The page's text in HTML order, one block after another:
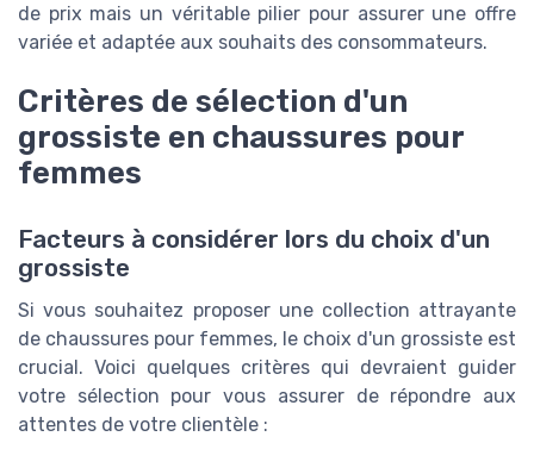
de prix mais un véritable pilier pour assurer une offre
variée et adaptée aux souhaits des consommateurs.
Critères de sélection d'un
grossiste en chaussures pour
femmes
Facteurs à considérer lors du choix d'un
grossiste
Si vous souhaitez proposer une collection attrayante
de chaussures pour femmes, le choix d'un grossiste est
crucial. Voici quelques critères qui devraient guider
votre sélection pour vous assurer de répondre aux
attentes de votre clientèle :